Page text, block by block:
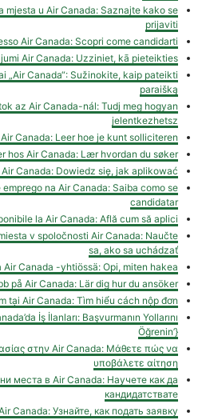
mjesta u Air Canada: Saznajte kako se
prijaviti
Air Canada: Scopri come candidarti
Air Canada: Uzziniet, kā pieteikties
„Air Canada“: Sužinokite, kaip pateikti
paraišką
az Air Canada-nál: Tudj meg hogyan
jelentkezhetsz
Canada: Leer hoe je kunt solliciteren
hos Air Canada: Lær hvordan du søker
Canada: Dowiedz się, jak aplikować
emprego na Air Canada: Saiba como se
candidatar
la Air Canada: Află cum să aplici
v spoločnosti Air Canada: Naučte
sa, ako sa uchádzať
Canada -yhtiössä: Opi, miten hakea
på Air Canada: Lär dig hur du ansöker
tại Air Canada: Tìm hiểu cách nộp đơn
İş İlanları: Başvurmanın Yollarını
Öğrenin’}
στην Air Canada: Μάθετε πώς να
υποβάλετε αίτηση
места в Air Canada: Научете как да
кандидатствате
Canada: Узнайте, как подать заявку